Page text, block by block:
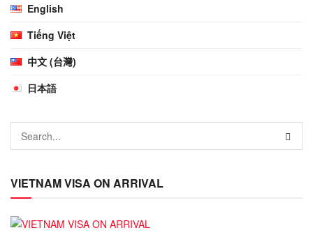
English
Tiếng Việt
中文 (台灣)
日本語
VIETNAM VISA ON ARRIVAL